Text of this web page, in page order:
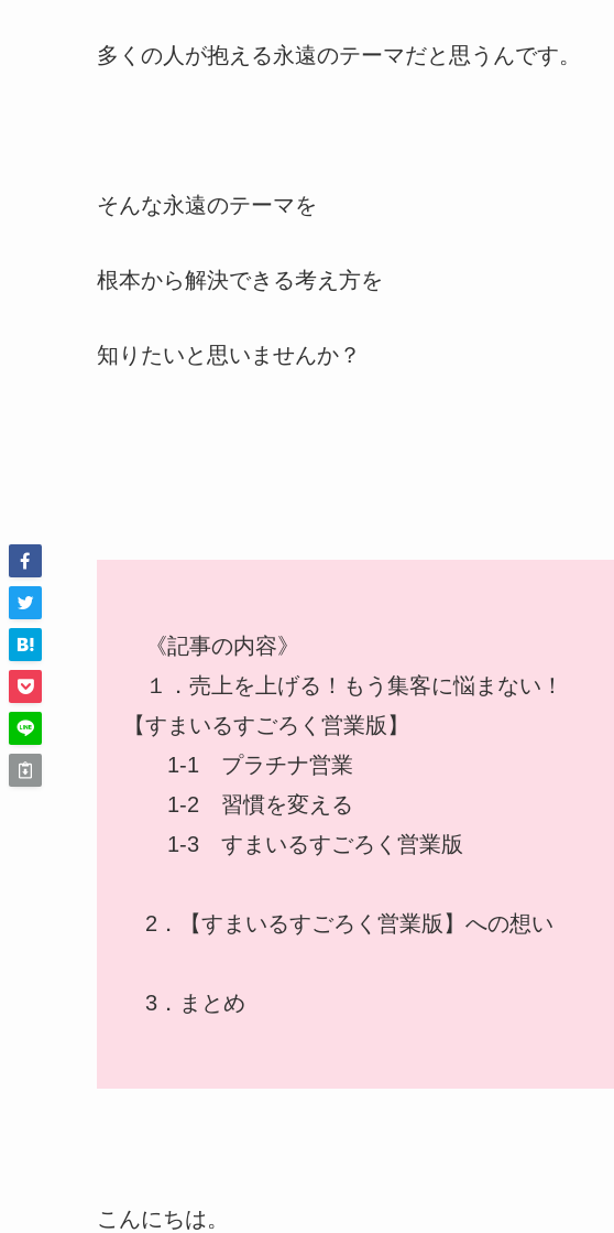
多くの人が抱える永遠のテーマだと思うんです。
そんな永遠のテーマを
根本から解決できる考え方を
知りたいと思いませんか？
《記事の内容》
１．売上を上げる！もう集客に悩まない！
【すまいるすごろく営業版】
1-1 プラチナ営業
1-2 習慣を変える
1-3 すまいるすごろく営業版
2．【すまいるすごろく営業版】への想い
3．まとめ
こんにちは。